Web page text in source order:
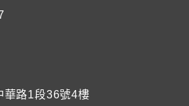
華路1段36號4樓